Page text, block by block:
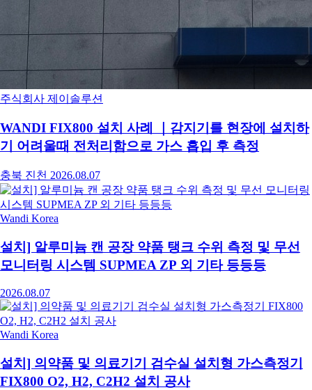
주식회사 제이솔루션
WANDI FIX800 설치 사례 ｜감지기를 현장에 설치하
기 어려울때 전처리함으로 가스 흡입 후 측정
충북 진천 2026.08.07
Wandi Korea
설치] 알루미늄 캔 공장 약품 탱크 수위 측정 및 무선
모니터링 시스템 SUPMEA ZP 외 기타 등등등
2026.08.07
Wandi Korea
설치] 의약품 및 의료기기 검수실 설치형 가스측정기
FIX800 O2, H2, C2H2 설치 공사